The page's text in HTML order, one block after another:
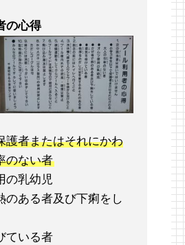
の心得
護者またはそれにかわ
のない者
の乳幼児
のある者及び下痢をし
ている者